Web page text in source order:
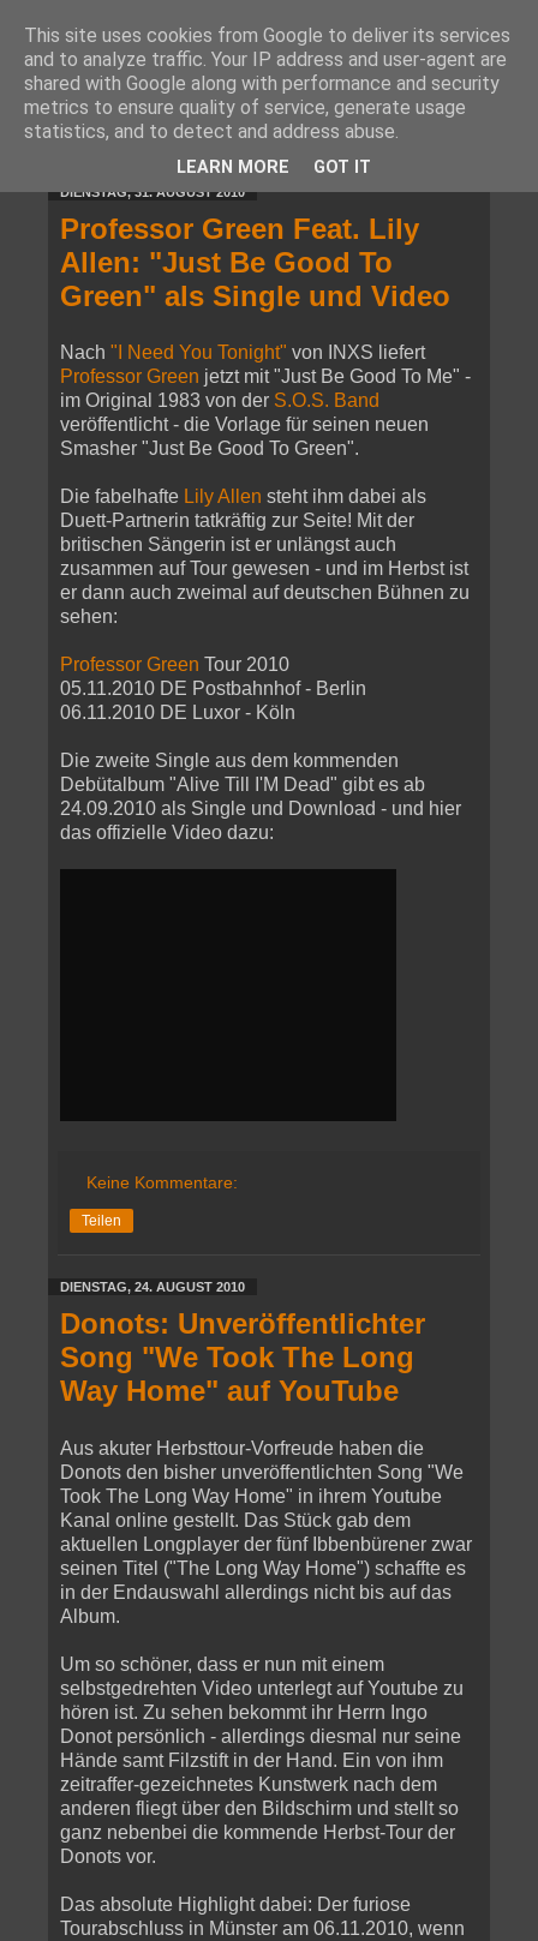
DIENSTAG, 31. AUGUST 2010
Professor Green Feat. Lily
Allen: "Just Be Good To
Green" als Single und Video
Nach "I Need You Tonight" von INXS liefert
Professor Green jetzt mit "Just Be Good To Me" -
im Original 1983 von der S.O.S. Band
veröffentlicht - die Vorlage für seinen neuen
Smasher "Just Be Good To Green".
Die fabelhafte Lily Allen steht ihm dabei als
Duett-Partnerin tatkräftig zur Seite! Mit der
britischen Sängerin ist er unlängst auch
zusammen auf Tour gewesen - und im Herbst ist
er dann auch zweimal auf deutschen Bühnen zu
sehen:
Professor Green Tour 2010
05.11.2010 DE Postbahnhof - Berlin
06.11.2010 DE Luxor - Köln
Die zweite Single aus dem kommenden
Debütalbum "Alive Till I'M Dead" gibt es ab
24.09.2010 als Single und Download - und hier
das offizielle Video dazu:
Keine Kommentare:
Teilen
DIENSTAG, 24. AUGUST 2010
Donots: Unveröffentlichter
Song "We Took The Long
Way Home" auf YouTube
Aus akuter Herbsttour-Vorfreude haben die
Donots den bisher unveröffentlichten Song "We
Took The Long Way Home" in ihrem Youtube
Kanal online gestellt. Das Stück gab dem
aktuellen Longplayer der fünf Ibbenbürener zwar
seinen Titel ("The Long Way Home") schaffte es
in der Endauswahl allerdings nicht bis auf das
Album.
Um so schöner, dass er nun mit einem
selbstgedrehten Video unterlegt auf Youtube zu
hören ist. Zu sehen bekommt ihr Herrn Ingo
Donot persönlich - allerdings diesmal nur seine
Hände samt Filzstift in der Hand. Ein von ihm
zeitraffer-gezeichnetes Kunstwerk nach dem
anderen fliegt über den Bildschirm und stellt so
ganz nebenbei die kommende Herbst-Tour der
Donots vor.
Das absolute Highlight dabei: Der furiose
Tourabschluss in Münster am 06.11.2010, wenn
This site uses cookies from Google to deliver its services
and to analyze traffic. Your IP address and user-agent are
shared with Google along with performance and security
metrics to ensure quality of service, generate usage
statistics, and to detect and address abuse.
LEARN MORE GOT IT